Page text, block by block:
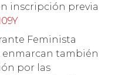
inscripción previa
Feminista
enmarcan también
por las